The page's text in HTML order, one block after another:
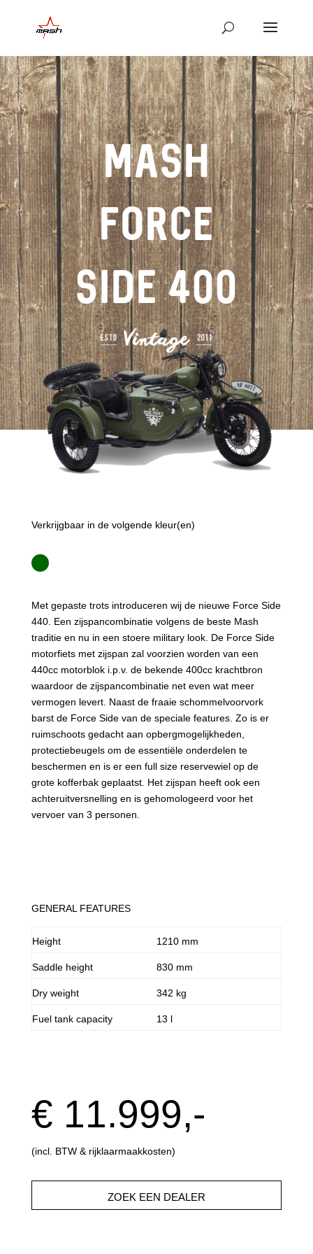
MASH
FORCE
SIDE 400
Verkrijgbaar in de volgende kleur(en)
Met gepaste trots introduceren wij de nieuwe Force Side
440. Een zijspancombinatie volgens de beste Mash
traditie en nu in een stoere military look. De Force Side
motorfiets met zijspan zal voorzien worden van een
440cc motorblok i.p.v. de bekende 400cc krachtbron
waardoor de zijspancombinatie net even wat meer
vermogen levert. Naast de fraaie schommelvoorvork
barst de Force Side van de speciale features. Zo is er
ruimschoots gedacht aan opbergmogelijkheden,
protectiebeugels om de essentiële onderdelen te
beschermen en is er een full size reservewiel op de
grote kofferbak geplaatst. Het zijspan heeft ook een
achteruitversnelling en is gehomologeerd voor het
vervoer van 3 personen.
GENERAL FEATURES
Height 1210 mm
Saddle height 830 mm
Dry weight 342 kg
Fuel tank capacity 13 l
€ 11.999,-
(incl. BTW & rijklaarmaakkosten)
ZOEK EEN DEALER